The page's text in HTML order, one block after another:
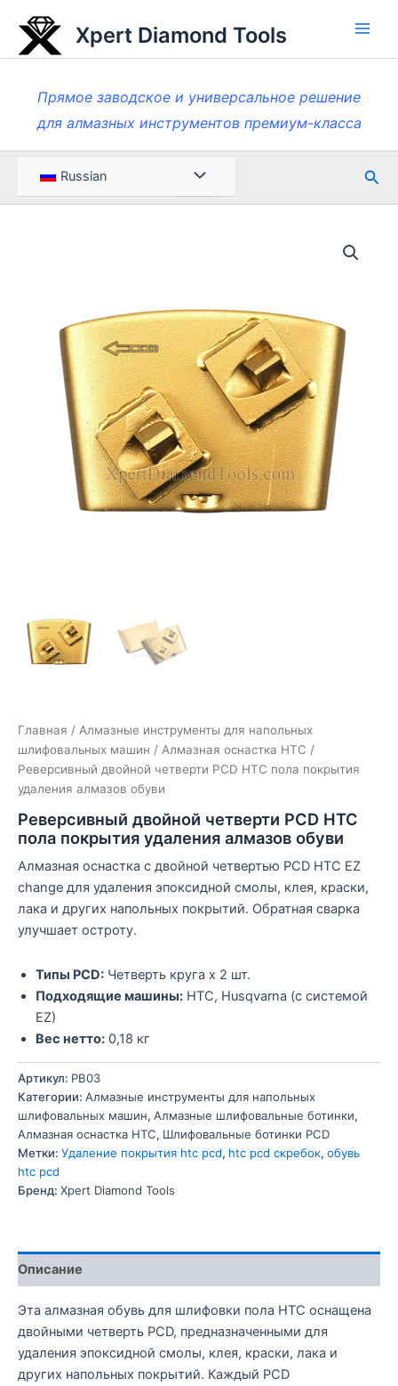
содержанию
Xpert Diamond Tools
Прямое заводское и универсальное решение
для алмазных инструментов премиум-класса
Russian Меню
Главная / Алмазные инструменты для напольных
шлифовальных машин / Алмазная оснастка HTC /
Реверсивный двойной четверти PCD HTC пола покрытия
удаления алмазов обуви
Реверсивный двойной четверти PCD HTC
пола покрытия удаления алмазов обуви
Алмазная оснастка с двойной четвертью PCD HTC EZ
change для удаления эпоксидной смолы, клея, краски,
лака и других напольных покрытий. Обратная сварка
улучшает остроту.
Типы PCD: Четверть круга x 2 шт.
Подходящие машины: HTC, Husqvarna (с системой
EZ)
Вес нетто: 0,18 кг
Артикул: PB03
Категории: Алмазные инструменты для напольных
шлифовальных машин, Алмазные шлифовальные ботинки,
Алмазная оснастка HTC, Шлифовальные ботинки PCD
Метки: Удаление покрытия htc pcd, htc pcd скребок, обувь
htc pcd
Бренд: Xpert Diamond Tools
Описание
Эта алмазная обувь для шлифовки пола HTC оснащена
двойными четверть PCD, предназначенными для
удаления эпоксидной смолы, клея, краски, лака и
других напольных покрытий. Каждый PCD